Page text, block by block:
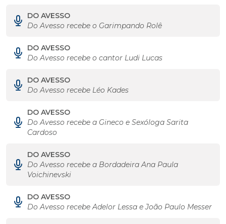
DO AVESSO
Do Avesso recebe o Garimpando Rolê
DO AVESSO
Do Avesso recebe o cantor Ludi Lucas
DO AVESSO
Do Avesso recebe Léo Kades
DO AVESSO
Do Avesso recebe a Gineco e Sexóloga Sarita
Cardoso
DO AVESSO
Do Avesso recebe a Bordadeira Ana Paula
Voichinevski
DO AVESSO
Do Avesso recebe Adelor Lessa e João Paulo Messer